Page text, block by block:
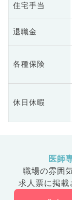
住宅手当
退職金
各種保険
休日休暇
医師
職場の雰囲
求人票に掲載